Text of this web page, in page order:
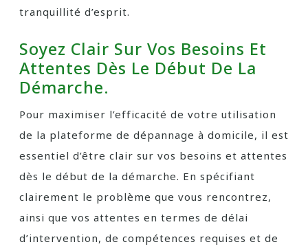
tranquillité d’esprit.
Soyez Clair Sur Vos Besoins Et
Attentes Dès Le Début De La
Démarche.
Pour maximiser l’efficacité de votre utilisation
de la plateforme de dépannage à domicile, il est
essentiel d’être clair sur vos besoins et attentes
dès le début de la démarche. En spécifiant
clairement le problème que vous rencontrez,
ainsi que vos attentes en termes de délai
d’intervention, de compétences requises et de